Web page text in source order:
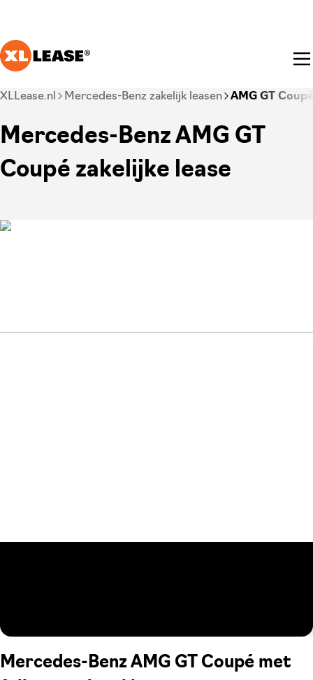
Je bent nu voorbij het hoofdmenu
XLLease.nl Mercedes-Benz zakelijk leasen AMG GT Coupé
Mercedes-Benz AMG GT
Coupé zakelijke lease
Mercedes-Benz AMG GT Coupé met